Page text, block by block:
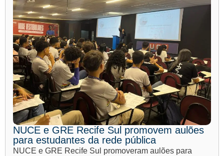
NUCE e GRE Recife Sul promovem aulões
para estudantes da rede pública
NUCE e GRE Recife Sul promoveram aulões para